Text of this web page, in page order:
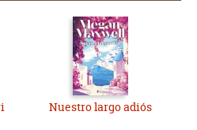
Nuestro largo adiós